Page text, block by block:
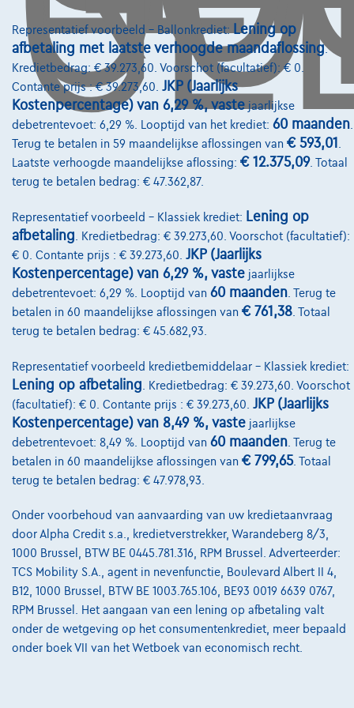
Representatief voorbeeld – Ballonkrediet: Lening op
afbetaling met laatste verhoogde maandaflossing.
Kredietbedrag: € 39.273,60. Voorschot (facultatief): € 0.
Contante prijs : € 39.273,60. JKP (Jaarlijks
Kostenpercentage) van 6,29 %, vaste jaarlijkse
debetrentevoet: 6,29 %. Looptijd van het krediet: 60 maanden
Terug te betalen in 59 maandelijkse aflossingen van € 593,01
Laatste verhoogde maandelijkse aflossing: € 12.375,09. Totaal
terug te betalen bedrag: € 47.362,87.
Representatief voorbeeld – Klassiek krediet: Lening op
afbetaling . Kredietbedrag: € 39.273,60. Voorschot (facultatief):
€ 0. Contante prijs : € 39.273,60. JKP (Jaarlijks
Kostenpercentage) van 6,29 %, vaste jaarlijkse
debetrentevoet: 6,29 %. Looptijd van 60 maanden . Terug te
betalen in 60 maandelijkse aflossingen van € 761,38 . Totaal
terug te betalen bedrag: € 45.682,93.
Representatief voorbeeld kredietbemiddelaar – Klassiek krediet:
Lening op afbetaling . Kredietbedrag: € 39.273,60. Voorschot
(facultatief): € 0. Contante prijs : € 39.273,60. JKP (Jaarlijks
Kostenpercentage) van 8,49 %, vaste jaarlijkse
debetrentevoet: 8,49 %. Looptijd van 60 maanden . Terug te
betalen in 60 maandelijkse aflossingen van € 799,65. Totaal
terug te betalen bedrag: € 47.978,93.
Onder voorbehoud van aanvaarding van uw kredietaanvraag
door Alpha Credit s.a., kredietverstrekker, Warandeberg 8/3,
1000 Brussel, BTW BE 0445.781.316, RPM Brussel. Adverteerder:
TCS Mobility S.A., agent in nevenfunctie, Boulevard Albert II 4,
B12, 1000 Brussel, BTW BE 1003.765.106, BE93 0019 6639 0767,
RPM Brussel. Het aangaan van een lening op afbetaling valt
onder de wetgeving op het consumentenkrediet, meer bepaald
onder boek VII van het Wetboek van economisch recht.
Diensten & Oplossingen
Pechverhelping verzekering
Financiering
Autoverzekering
Over Ons
Word klant
Wie zijn we
Kwaliteitscharter
Onze dealers
Onze partners
Onze team
Contact
@2024 TCS Mobility SA/NV Copyright
Algemene Voorwaarden
Bijstandsvoorwaarden
Privacyverklaring
Cookiebeleid